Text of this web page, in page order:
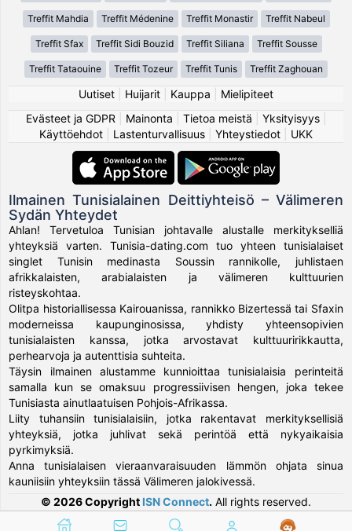
Treffit Mahdia Treffit Médenine Treffit Monastir Treffit Nabeul
Treffit Sfax Treffit Sidi Bouzid Treffit Siliana Treffit Sousse
Treffit Tataouine Treffit Tozeur Treffit Tunis Treffit Zaghouan
Uutiset Huijarit Kauppa
Mielipiteet
Evästeet ja GDPR
Mainonta Tietoa meistä Yksityisyys|
Käyttöehdot
Lastenturvallisuus Yhteystiedot UKK
Ilmainen Tunisialainen Deittiyhteisö – Välimeren
Sydän Yhteydet
Ahlan! Tervetuloa Tunisian johtavalle alustalle merkitykselliä
yhteyksiä varten. Tunisia-dating.com tuo yhteen tunisialaiset
singlet Tunisin medinasta Soussin rannikolle, juhlistaen
afrikkalaisten, arabialaisten ja välimeren kulttuurien
risteyskohtaa.
Olitpa historiallisessa Kairouanissa, rannikko Bizertessä tai Sfaxin
moderneissa kaupunginosissa, yhdisty yhteensopivien
tunisialaisten kanssa, jotka arvostavat kulttuuririkkautta,
perhearvoja ja autenttisia suhteita.
Täysin ilmainen alustamme kunnioittaa tunisialaisia perinteitä
samalla kun se omaksuu progressiivisen hengen, joka tekee
Tunisiasta ainutlaatuisen Pohjois-Afrikassa.
Liity tuhansiin tunisialaisiin, jotka rakentavat merkityksellisiä
yhteyksiä, jotka juhlivat sekä perintöä että nykyaikaisia
pyrkimyksiä.
Anna tunisialaisen vieraanvaraisuuden lämmön ohjata sinua
kauniisiin yhteyksiin tässä Välimeren jalokivessä.
© 2026 Copyright ISN Connect. All rights reserved.